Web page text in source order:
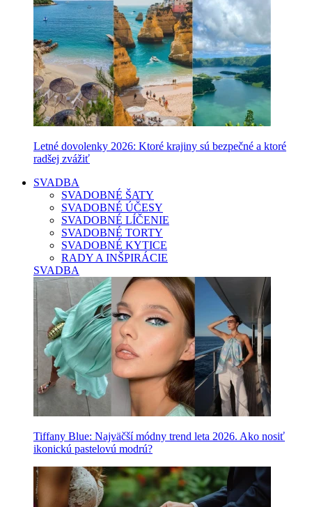
Letné dovolenky 2026: Ktoré krajiny sú bezpečné a ktoré
radšej zvážiť
SVADBA
SVADOBNÉ ŠATY
SVADOBNÉ ÚČESY
SVADOBNÉ LÍČENIE
SVADOBNÉ TORTY
SVADOBNÉ KYTICE
RADY A INŠPIRÁCIE
SVADBA
Tiffany Blue: Najväčší módny trend leta 2026. Ako nosiť
ikonickú pastelovú modrú?